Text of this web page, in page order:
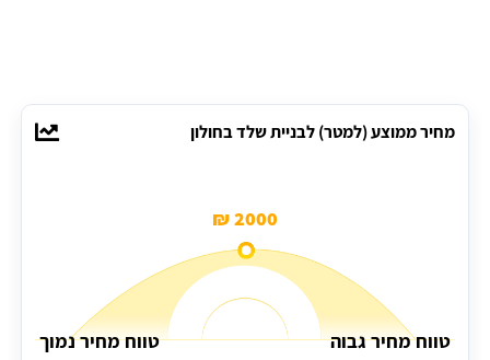
מחיר ממוצע (למטר) לבניית שלד בחולון
2000 ₪
טווח מחיר גבוה טווח מחיר נמוך